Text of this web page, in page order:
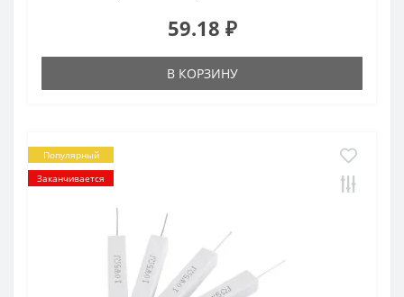
59.18 ₽
В КОРЗИНУ
Популярный
Заканчивается